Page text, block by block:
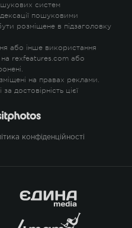
систем
пошуковими
розміщене в підзаголовку
або інше використання
на rexfeatures.com або
на правах реклами.
достовірність цієї
конфіденційності